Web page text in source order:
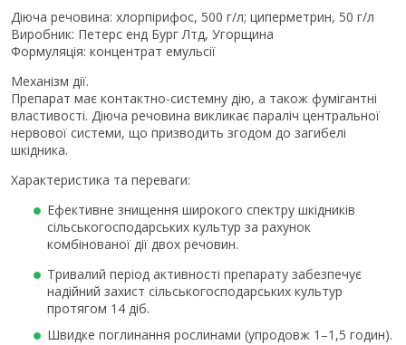
Діюча речовина: хлорпірифос, 500 г/л; циперметрин, 50 г/л
Виробник: Петерс енд Бург Лтд, Угорщина
Формуляція: концентрат емульсії
Механізм дії.
Препарат має контактно-системну дію, а також фумігантні
властивості. Діюча речовина викликає параліч центральної
нервової системи, що призводить згодом до загибелі
шкідника.
Характеристика та переваги:
Ефективне знищення широкого спектру шкідників
сільськогосподарських культур за рахунок
комбінованої дії двох речовин.
Тривалий період активності препарату забезпечує
надійний захист сільськогосподарських культур
протягом 14 діб.
Швидке поглинання рослинами (упродовж 1–1,5 годин).